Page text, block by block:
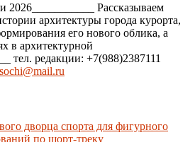
2026___________ Рассказываем
архитектуры города курорта,
его нового облика, а
в архитектурной
тел. редакции: +7(988)2387111
дворца спорта для фигурного
по шорт-треку